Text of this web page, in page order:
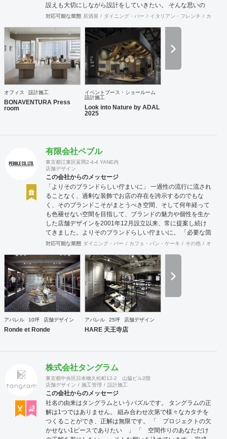
設えも大切にしながら設計をしていきたい。 そんな思いの
下、日々クライアント様、そしてその空間を使うお客様に幸
ます。 Old Kan 浦田 晶平 Shohei Urata https://old-kan.jp
Instagram：https://www.instagram.com/old_kan_/?hl=ja
shohei_urata@old-kan.jp 〒150-0001 東京都渋谷区神宮前
3-38-1 JP-4ビル 302
対応可能な業態 居酒屋 ダイニング・バー イタリアン・フレンチ カフェ
オフィス 設計施工
BONAVENTURA Press
room
イベントブース・ショールーム
設計施工
Look into Nature by ADAL
2025
有限会社ペブル
東京都江東区富岡2-4-4 YANE内
店舗デザイン
この会社からのメッセージ
「よりそのブランドらしい佇まいに」 一過性の流行に流され
ることなく、過剰な装飾でお店の存在を誇示するのでもな
く、そのブランドこそがまとうべき空間、そして何年経って
も色褪せない空間を目指して、ブランドの魅力や個性を生か
した店舗デザインを2001年12月設立以来、常に提案し続け
てきました。よりそのブランドらしい佇まいに。 「必要な箇
所に、必要なデザインを」 2012年からはさらにその思いを
らブランディングまで総合的にブランドの出店をバックアッ
プできる体制も整えてきました。そのブランドにとってまず
何を優先すべきか、何が本当に必要なのか、そこをきちんと
アドバイスできる会社でありたいと思っています。 業務内容
・店舗設計（物販店／飲食店／美容室など） ・ブランディン
グ及びディレクション業務 ・出店におけるトータルデザイン
・住宅リノベーション ・家具及び什器デザイン
対応可能な業態 ダイニング・バー カフェ・パン・ケーキ その他 オフィス
アパレル 10坪 店舗デザイン
Ronde et Ronde
アパレル 25坪 店舗デザイン
HARE 天王寺店
株式会社タングラム
東京都中央区日本橋久松町12-2 山脇ビル2階
店舗デザイン
施工管理 設計施工
この会社からのメッセージ
社名の由来はタングラムというパズルです。 タングラムの正
解は1つではありません。 組み合わせ次第で様々なカタチを
つくることができ、正解は無限です。 「 プロジェクトの欠
かせない1ピースでありたい 」 「 空間作りのあなただけ